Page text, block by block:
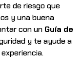
de riesgo que
y una buena
con un Guía de
y te ayude a